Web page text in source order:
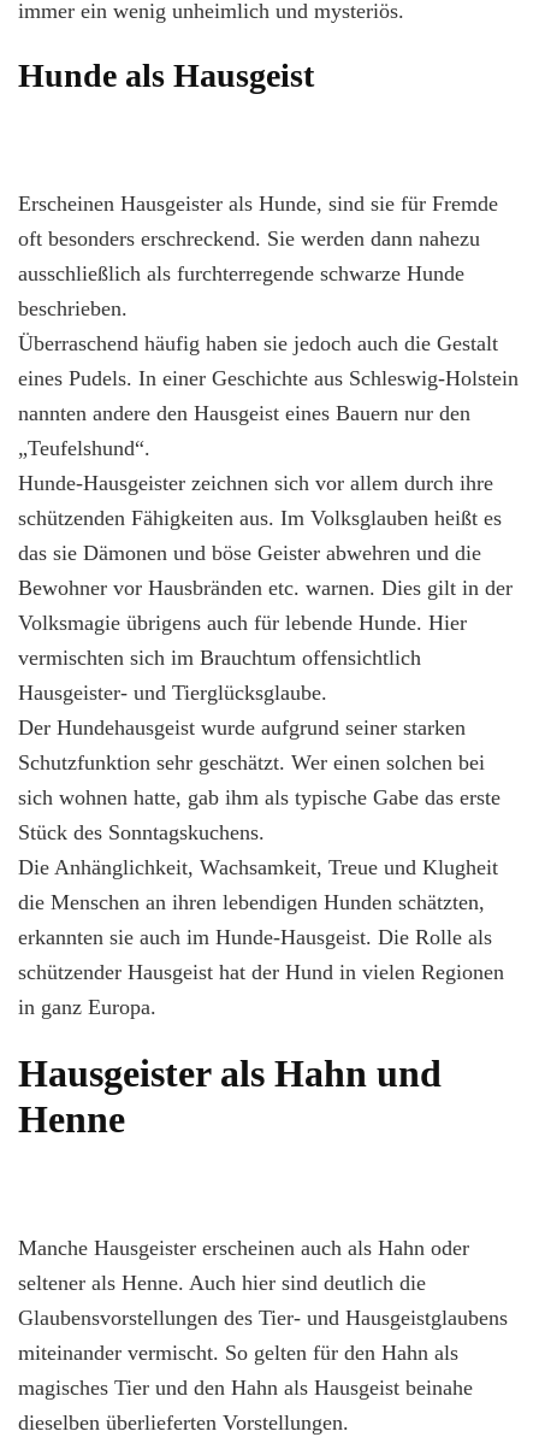
immer ein wenig unheimlich und mysteriös.
Hunde als Hausgeist
Erscheinen Hausgeister als Hunde, sind sie für Fremde
oft besonders erschreckend. Sie werden dann nahezu
ausschließlich als furchterregende schwarze Hunde
beschrieben.
Überraschend häufig haben sie jedoch auch die Gestalt
eines Pudels. In einer Geschichte aus Schleswig-Holstein
nannten andere den Hausgeist eines Bauern nur den
„Teufelshund“.
Hunde-Hausgeister zeichnen sich vor allem durch ihre
schützenden Fähigkeiten aus. Im Volksglauben heißt es
das sie Dämonen und böse Geister abwehren und die
Bewohner vor Hausbränden etc. warnen. Dies gilt in der
Volksmagie übrigens auch für lebende Hunde. Hier
vermischten sich im Brauchtum offensichtlich
Hausgeister- und Tierglücksglaube.
Der Hundehausgeist wurde aufgrund seiner starken
Schutzfunktion sehr geschätzt. Wer einen solchen bei
sich wohnen hatte, gab ihm als typische Gabe das erste
Stück des Sonntagskuchens.
Die Anhänglichkeit, Wachsamkeit, Treue und Klugheit
die Menschen an ihren lebendigen Hunden schätzten,
erkannten sie auch im Hunde-Hausgeist. Die Rolle als
schützender Hausgeist hat der Hund in vielen Regionen
in ganz Europa.
Hausgeister als Hahn und
Henne
Manche Hausgeister erscheinen auch als Hahn oder
seltener als Henne. Auch hier sind deutlich die
Glaubensvorstellungen des Tier- und Hausgeistglaubens
miteinander vermischt. So gelten für den Hahn als
magisches Tier und den Hahn als Hausgeist beinahe
dieselben überlieferten Vorstellungen.